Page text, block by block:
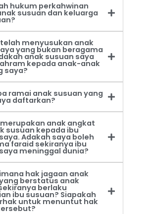
hukum perkahwinan
susuan dan keluarga
telah menyusukan anak
yang bukan beragama
anak susuan saya
kepada anak-anak
saya?
ramai anak susuan yang
daftarkan?
merupakan anak angkat
susuan kepada ibu
Adakah saya boleh
faraid sekiranya ibu
meninggal dunia?
hak jagaan anak
berstatus anak
berlaku
ibu susuan? Siapakah
untuk menuntut hak